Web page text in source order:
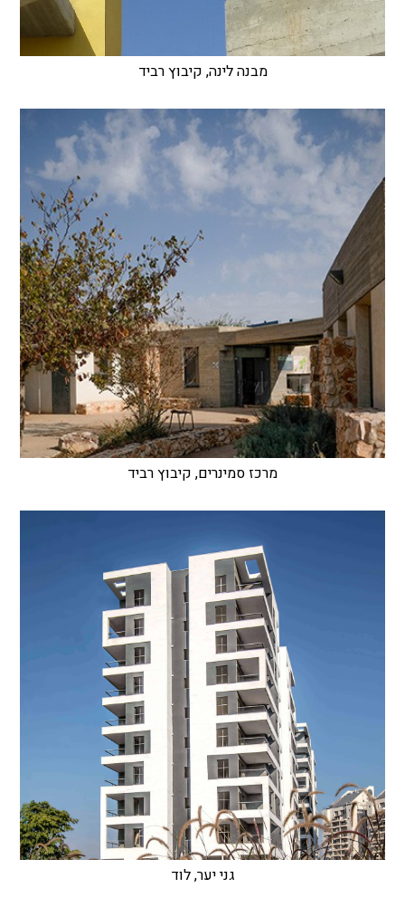
מבנה לינה, קיבוץ רביד
מרכז סמינרים, קיבוץ רביד
גני יער, לוד